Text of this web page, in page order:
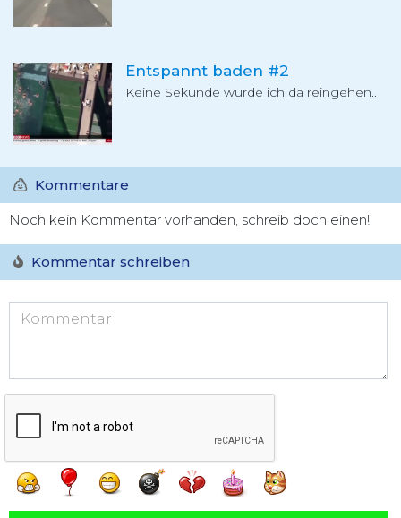
Entspannt baden #2
Keine Sekunde würde ich da reingehen..
Kommentare
Noch kein Kommentar vorhanden, schreib doch einen!
Kommentar schreiben